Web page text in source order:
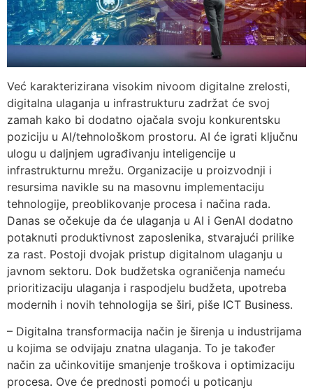
Već karakterizirana visokim nivoom digitalne zrelosti,
digitalna ulaganja u infrastrukturu zadržat će svoj
zamah kako bi dodatno ojačala svoju konkurentsku
poziciju u AI/tehnološkom prostoru. AI će igrati ključnu
ulogu u daljnjem ugrađivanju inteligencije u
infrastrukturnu mrežu. Organizacije u proizvodnji i
resursima navikle su na masovnu implementaciju
tehnologije, preoblikovanje procesa i načina rada.
Danas se očekuje da će ulaganja u AI i GenAI dodatno
potaknuti produktivnost zaposlenika, stvarajući prilike
za rast. Postoji dvojak pristup digitalnom ulaganju u
javnom sektoru. Dok budžetska ograničenja nameću
prioritizaciju ulaganja i raspodjelu budžeta, upotreba
modernih i novih tehnologija se širi, piše ICT Business.
– Digitalna transformacija način je širenja u industrijama
u kojima se odvijaju znatna ulaganja. To je također
način za učinkovitije smanjenje troškova i optimizaciju
procesa. Ove će prednosti pomoći u poticanju